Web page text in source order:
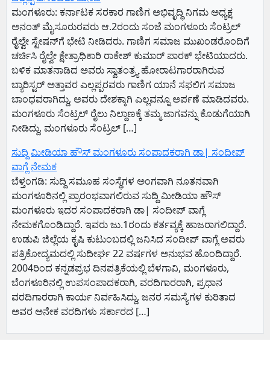
ಮಂಗಳೂರು: ಕರ್ನಾಟಕ ಸರಕಾರ ಗಾಣಿಗ ಅಭಿವೃದ್ಧಿ ನಿಗಮ ಅಧ್ಯಕ್ಷ‌
ಅನಂತ್‌ ಮೈಸೂರುರವರು ಆ.2ರಂದು ಸಂಜೆ ಮಂಗಳೂರು ಸೆಂಟ್ರಲ್‌
ರೈಲ್ವೇ ಸ್ಟೇಷನ್‌ಗೆ ಭೇಟಿ ನೀಡಿದರು. ಗಾಣಿಗ ಸಮಾಜ ಮುಖಂಡರೊಂದಿಗೆ
ಚರ್ಚಿಸಿ ರೈಲ್ವೇ ಕ್ಷೇತ್ರಾಧಿಕಾರಿ ರಾಕೇಶ್‌ ಕುಮಾರ್‌ ಪಾರಕ್‌ ಭೇಟಿಯಾದರು.
ಬಳಿಕ ಮಾತನಾಡಿದ ಅವರು ಸ್ವಾತಂತ್ರ್ಯ ಹೋರಾಟಗಾರರಾಗಿರುವ
ಬ್ಯಾರಿಸ್ಟರ್‌ ಅತ್ತಾವರ ಎಲ್ಲಪ್ಪರವರು ಗಾಣಿಗ ಯಾನೆ ಸಫಲಿಗ ಸಮಾಜ
ಬಾಂಧವರಾಗಿದ್ದು, ಅವರು ದೇಶಕ್ಕಾಗಿ ಎಲ್ಲವನ್ನೂ ಅರ್ಪಣೆ ಮಾಡಿದವರು.
ಮಂಗಳೂರು ಸೆಂಟ್ರಲ್‌ ರೈಲು ನಿಲ್ದಾಣಕ್ಕೆ ತಮ್ಮ ಜಾಗವನ್ನು ಕೊಡುಗೆಯಾಗಿ
ನೀಡಿದ್ದು, ಮಂಗಳೂರು ಸೆಂಟ್ರಲ್‌ […]
ಸುದ್ದಿ ಮೀಡಿಯಾ ಹೌಸ್ ಮಂಗಳೂರು ಸಂಪಾದಕರಾಗಿ ಡಾ| ಸಂದೀಪ್
ವಾಗ್ಲೆ ನೇಮಕ
ಬೆಳ್ತಂಗಡಿ: ಸುದ್ದಿ ಸಮೂಹ ಸಂಸ್ಥೆಗಳ ಅಂಗವಾಗಿ ನೂತನವಾಗಿ
ಮಂಗಳೂರಿನಲ್ಲಿ ಪ್ರಾರಂಭವಾಗಲಿರುವ ಸುದ್ದಿ ಮೀಡಿಯಾ ಹೌಸ್
ಮಂಗಳೂರು ಇದರ ಸಂಪಾದಕರಾಗಿ ಡಾ| ಸಂದೀಪ್ ವಾಗ್ಲೆ
ನೇಮಕಗೊಂಡಿದ್ದಾರೆ. ಇವರು ಜು.1ರಂದು ಕರ್ತವ್ಯಕ್ಕೆ ಹಾಜರಾಗಲಿದ್ದಾರೆ.
ಉಡುಪಿ ಜಿಲ್ಲೆಯ ಕೃಷಿ ಕುಟುಂಬದಲ್ಲಿ ಜನಿಸಿದ ಸಂದೀಪ್ ವಾಗ್ಲೆ ಅವರು
ಪತ್ರಿಕೋದ್ಯಮದಲ್ಲಿ ಸುದೀರ್ಘ 22 ವರ್ಷಗಳ ಅನುಭವ ಹೊಂದಿದ್ದಾರೆ.
2004ರಿಂದ ಕನ್ನಡಪ್ರಭ ದಿನಪತ್ರಿಕೆಯಲ್ಲಿ ಬೆಳಗಾವಿ, ಮಂಗಳೂರು,
ಬೆಂಗಳೂರಿನಲ್ಲಿ ಉಪಸಂಪಾದಕರಾಗಿ, ವರದಿಗಾರರಾಗಿ, ಪ್ರಧಾನ
ವರದಿಗಾರರಾಗಿ ಕಾರ್ಯ ನಿರ್ವಹಿಸಿದ್ದು, ಜನರ ಸಮಸ್ಯೆಗಳ ಕುರಿತಾದ
ಅವರ ಅನೇಕ ವರದಿಗಳು ಸರ್ಕಾರದ […]